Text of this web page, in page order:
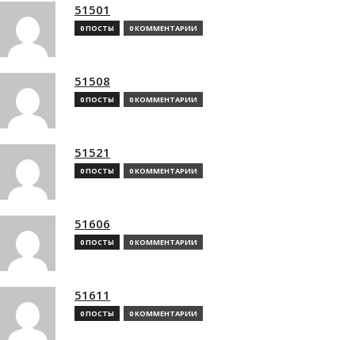
51501
0 ПОСТЫ 0 КОММЕНТАРИИ
51508
0 ПОСТЫ 0 КОММЕНТАРИИ
51521
0 ПОСТЫ 0 КОММЕНТАРИИ
51606
0 ПОСТЫ 0 КОММЕНТАРИИ
51611
0 ПОСТЫ 0 КОММЕНТАРИИ